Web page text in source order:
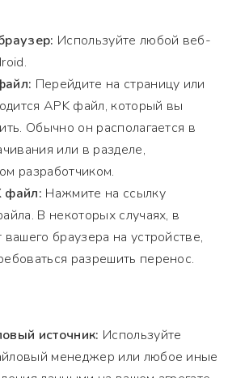
Используйте любой веб-
Перейдите на страницу или
APK файл, который вы
Обычно он располагается в
или в разделе,
разработчиком.
файл: Нажмите на ссылку
В некоторых случаях, в
браузера на устройстве,
разрешить перенос.
источник: Используйте
менеджер или любое иные